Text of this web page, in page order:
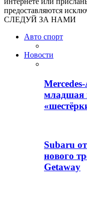
предоставляются
СЛЕДУЙ ЗА НАМИ
Авто спорт
Новости
младшая
Subaru
нового
Getaway